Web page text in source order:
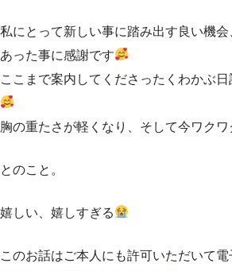
私にとって新しい事に踏み出す良い機
あった事に感謝です
ここまで案内してくださったくわかぶ
胸の重たさが軽くなり、そして今ワク
とのこと。
嬉しい、嬉しすぎる
このお話はご本人にも許可いただいて